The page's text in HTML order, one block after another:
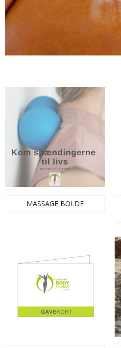
MASSAGE BOLDE